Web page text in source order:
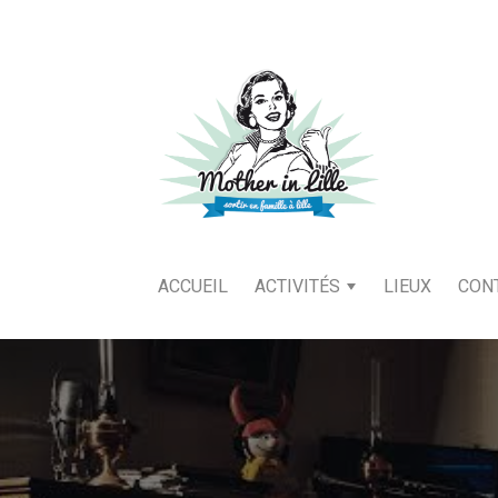
ACCUEIL ACTIVITÉS LIEUX